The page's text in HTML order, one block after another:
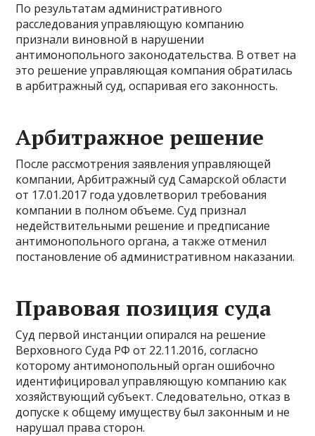
По результатам административного
расследования управляющую компанию
признали виновной в нарушении
антимонопольного законодательства. В ответ на
это решение управляющая компания обратилась
в арбитражный суд, оспаривая его законность.
Арбитражное решение
После рассмотрения заявления управляющей
компании, Арбитражный суд Самарской области
от 17.01.2017 года удовлетворил требования
компании в полном объеме. Суд признал
недействительными решение и предписание
антимонопольного органа, а также отменил
постановление об административном наказании.
Правовая позиция суда
Суд первой инстанции опирался на решение
Верховного Суда РФ от 22.11.2016, согласно
которому антимонопольный орган ошибочно
идентифицировал управляющую компанию как
хозяйствующий субъект. Следовательно, отказ в
допуске к общему имуществу был законным и не
нарушал права сторон.